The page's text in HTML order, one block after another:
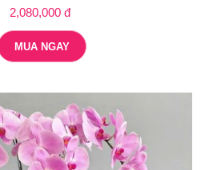
2,080,000 đ
MUA NGAY